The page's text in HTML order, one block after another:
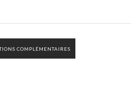
COMPLÉMENTAIRES